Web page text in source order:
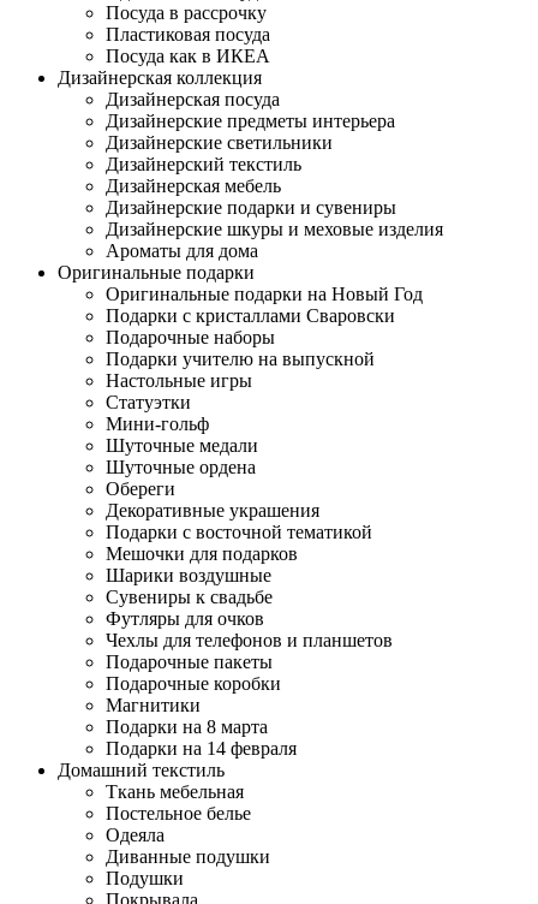
Посуда в рассрочку
Пластиковая посуда
Посуда как в ИКЕА
Дизайнерская коллекция
Дизайнерская посуда
Дизайнерские предметы интерьера
Дизайнерские светильники
Дизайнерский текстиль
Дизайнерская мебель
Дизайнерские подарки и сувениры
Дизайнерские шкуры и меховые изделия
Ароматы для дома
Оригинальные подарки
Оригинальные подарки на Новый Год
Подарки с кристаллами Сваровски
Подарочные наборы
Подарки учителю на выпускной
Настольные игры
Статуэтки
Мини-гольф
Шуточные медали
Шуточные ордена
Обереги
Декоративные украшения
Подарки с восточной тематикой
Мешочки для подарков
Шарики воздушные
Сувениры к свадьбе
Футляры для очков
Чехлы для телефонов и планшетов
Подарочные пакеты
Подарочные коробки
Магнитики
Подарки на 8 марта
Подарки на 14 февраля
Домашний текстиль
Ткань мебельная
Постельное белье
Одеяла
Диванные подушки
Подушки
Покрывала